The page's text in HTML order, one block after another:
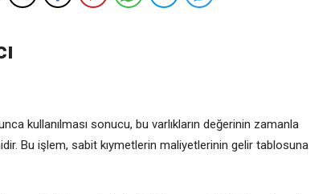
kullanılması sonucu, bu varlıkların değerinin zamanla
Bu işlem, sabit kıymetlerin maliyetlerinin gelir tablosuna